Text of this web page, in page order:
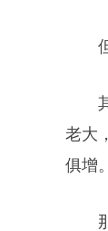
老大
俱增。